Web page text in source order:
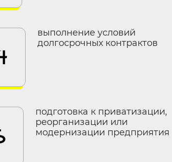
выполнение условий
долгосрочных контрактов
подготовка к приватизации,
реорганизации или
модернизации предприятия